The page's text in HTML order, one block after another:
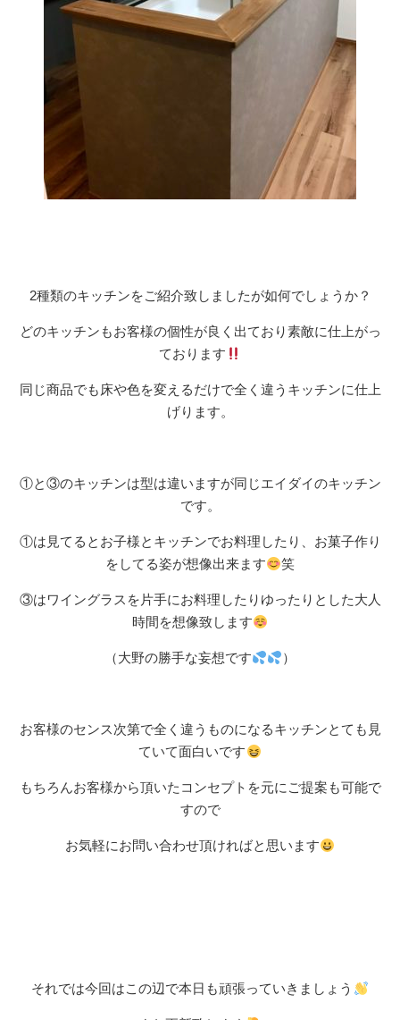
2種類のキッチンをご紹介致しましたが如何でしょうか？
どのキッチンもお客様の個性が良く出ており素敵に仕上がっ
ております
同じ商品でも床や色を変えるだけで全く違うキッチンに仕上
げります。
①と③のキッチンは型は違いますが同じエイダイのキッチン
です。
①は見てるとお子様とキッチンでお料理したり、お菓子作り
をしてる姿が想像出来ます
笑
③はワイングラスを片手にお料理したりゆったりとした大人
時間を想像致します
（大野の勝手な妄想です ）
お客様のセンス次第で全く違うものになるキッチンとても見
ていて面白いです
もちろんお客様から頂いたコンセプトを元にご提案も可能で
すので
お気軽にお問い合わせ頂ければと思います
それでは今回はこの辺で本日も頑張っていきましょう